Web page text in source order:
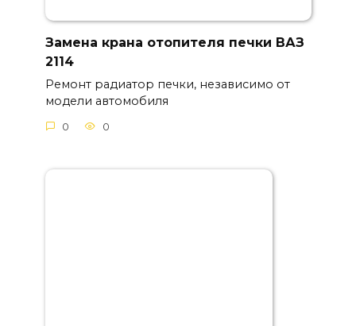
Замена крана отопителя печки ВАЗ
2114
Ремонт радиатор печки, независимо от
модели автомобиля
0 0